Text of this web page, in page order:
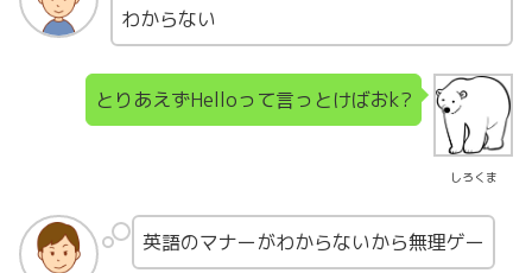
わからない
しろくま
とりあえずHelloって言っとけばおk?
英語のマナーがわからないから無理ゲー